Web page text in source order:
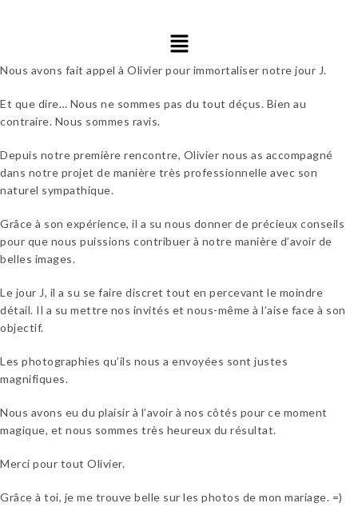
Nous avons fait appel à Olivier pour immortaliser notre jour J.
Et que dire… Nous ne sommes pas du tout déçus. Bien au
contraire. Nous sommes ravis.
Depuis notre première rencontre, Olivier nous as accompagné
dans notre projet de manière très professionnelle avec son
naturel sympathique.
Grâce à son expérience, il a su nous donner de précieux conseils
pour que nous puissions contribuer à notre manière d’avoir de
belles images.
Le jour J, il a su se faire discret tout en percevant le moindre
détail. Il a su mettre nos invités et nous-même à l’aise face à son
objectif.
Les photographies qu’ils nous a envoyées sont justes
magnifiques.
Nous avons eu du plaisir à l’avoir à nos côtés pour ce moment
magique, et nous sommes très heureux du résultat.
Merci pour tout Olivier.
Grâce à toi, je me trouve belle sur les photos de mon mariage. =)